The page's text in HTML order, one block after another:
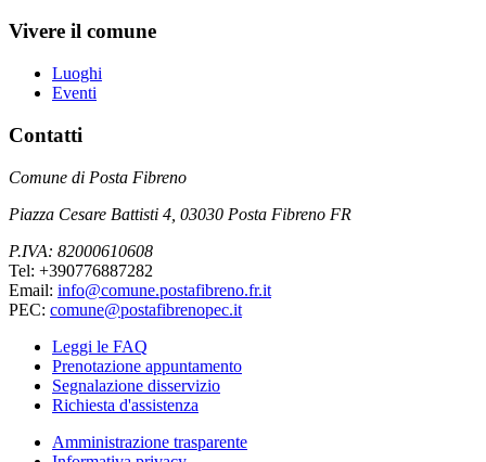
Vivere il comune
Luoghi
Eventi
Contatti
Comune di Posta Fibreno
Piazza Cesare Battisti 4, 03030 Posta Fibreno FR
P.IVA: 82000610608
Tel: +390776887282
Email: info@comune.postafibreno.fr.it
PEC: comune@postafibrenopec.it
Leggi le FAQ
Prenotazione appuntamento
Segnalazione disservizio
Richiesta d'assistenza
Amministrazione trasparente